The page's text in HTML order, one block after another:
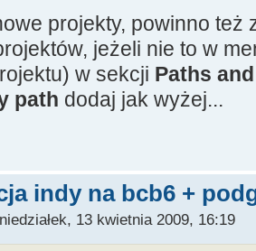
projekty, powinno też
jeżeli nie to w
w sekcji Paths
path dodaj jak wyżej...
indy na bcb6 +
13 kwietnia 2009, 16:19